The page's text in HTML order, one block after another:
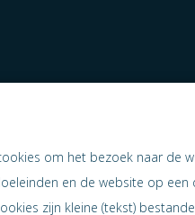
naar samen
om het bezoek naar de
en de website op een
zijn kleine (tekst)